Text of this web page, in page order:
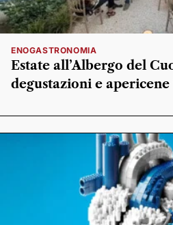
ENOGASTRONOMIA
Estate all’Albergo del
degustazioni e